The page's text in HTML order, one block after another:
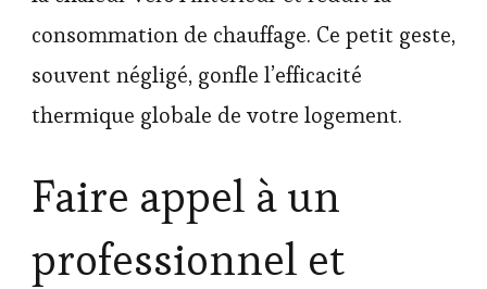
consomma­tion de chauffage. Ce petit geste,
souvent négligé, gonfle l’efficacité
thermique globale de votre logement.
Faire appel à un
professionnel et